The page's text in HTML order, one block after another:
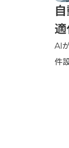
AI
件